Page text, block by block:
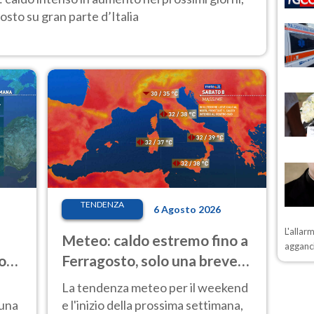
su gran parte d’Italia
TENDENZA 6 Agosto 2026
Meteo: caldo estremo fino a
Ferragosto, solo una breve
pausa. Ecco dove
La tendenza meteo per il weekend
e l'inizio della prossima settimana,